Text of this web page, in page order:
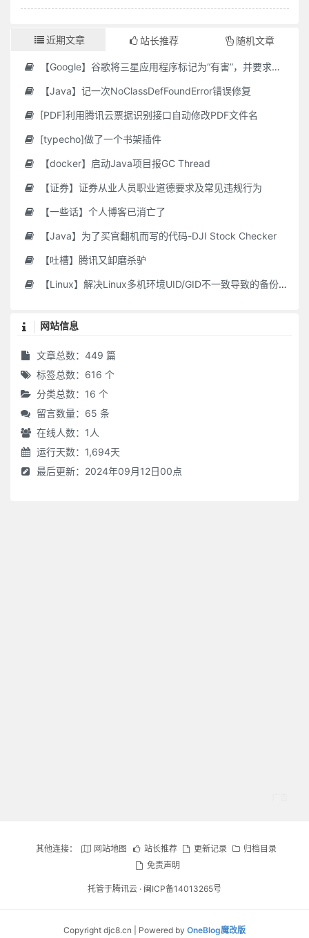
近期文章 站长推荐 随机文章
【Google】谷歌将三星应用程序标记为“有害”，并要求用户删除它们
【Java】记一次NoClassDefFoundError错误修复
[PDF]利用腾讯云票据识别接口自动修改PDF文件名
[typecho]做了一个书架插件
【docker】启动Java项目报GC Thread
【证券】证券从业人员职业道德要求及常见违规行为
【一些话】个人博客已消亡了
【Java】为了买官翻机而写的代码-DJI Stock Checker
【吐槽】腾讯又卸磨杀驴
【Linux】解决Linux多机环境UID/GID不一致导致的备份权限问题
网站信息
文章总数：449 篇
标签总数：616 个
分类总数：16 个
留言数量：65 条
在线人数： 1 人
运行天数：1,694天
最后更新：2024年09月12日00点
其他连接： 网站地图 站长推荐 更新记录
归档目录
免责声明
托管于腾讯云 · 闽ICP备14013265号
Copyright djc8.cn | Powered by OneBlog魔改版